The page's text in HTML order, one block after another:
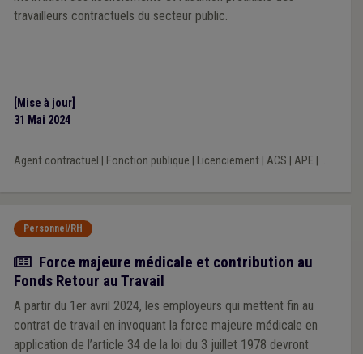
travailleurs contractuels du secteur public.
[Mise à jour]
31 Mai 2024
Agent contractuel Fonction publique Licenciement| ACS APE ...
Personnel/RH
Actualité
Force majeure médicale et contribution au
Fonds Retour au Travail
A partir du 1er avril 2024, les employeurs qui mettent fin au
contrat de travail en invoquant la force majeure médicale en
application de l’article 34 de la loi du 3 juillet 1978 devront